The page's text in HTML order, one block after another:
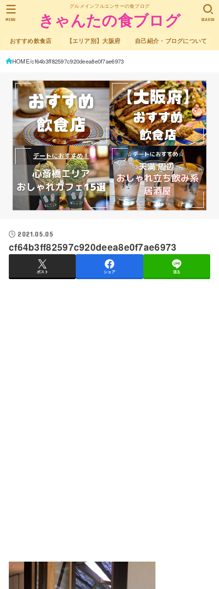
グルメインフルエンサーの食ブログ
きゃんたの食ブログ
おすすめ飲食店 【エリア別】大阪府 自己紹介・ブログについて
SEARCH
MENU
HOME cf64b3ff82597c920deea8e0f7ae6973
2021.05.05
cf64b3ff82597c920deea8e0f7ae6973
ポスト シェア 送る